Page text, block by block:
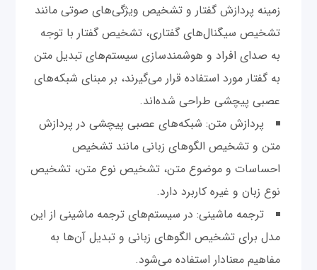
زمینه پردازش گفتار و تشخیص ویژگی‌های صوتی مانند
تشخیص سیگنال‌های گفتاری، تشخیص گفتار با توجه
به صدای افراد و هوشمند‌سازی سیستم‌های تبدیل متن
به گفتار مورد استفاده قرار می‌گیرند، بر مبنای شبکه‌های
عصبی پیچشی طراحی شده‌اند.
پردازش متن: شبکه‌های عصبی پیچشی در پردازش
متن و تشخیص الگوهای زبانی مانند تشخیص
احساسات و موضوع متن، تشخیص نوع متن، تشخیص
نوع زبان و غیره کاربرد دارد.
ترجمه ماشینی: در سیستم‌های ترجمه ماشینی از این
مدل برای تشخیص الگوهای زبانی و تبدیل آن‌ها به
مفاهیم معنادار استفاده می‌شود.